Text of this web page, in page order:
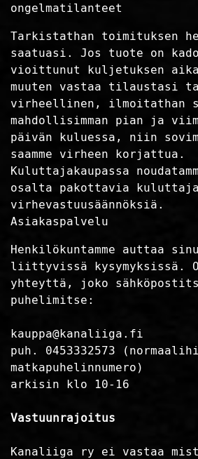
ongelmatilanteet
Tarkistathan toimituksen
saatuasi. Jos tuote on
vioittunut kuljetuksen
muuten vastaa tilaustasi
virheellinen, ilmoitathan
mahdollisimman pian ja
päivän kuluessa, niin
saamme virheen korjattua.
Kuluttajakaupassa
osalta pakottavia
virhevastuusäännöksiä.
Asiakaspalvelu
Henkilökuntamme auttaa
liittyvissä kysymyksissä.
yhteyttä, joko
puhelimitse:
kauppa@kanaliiga.fi
puh. 0453332573
matkapuhelinnumero)
arkisin klo 10-16
Vastuunrajoitus
Kanaliiga ry ei vastaa